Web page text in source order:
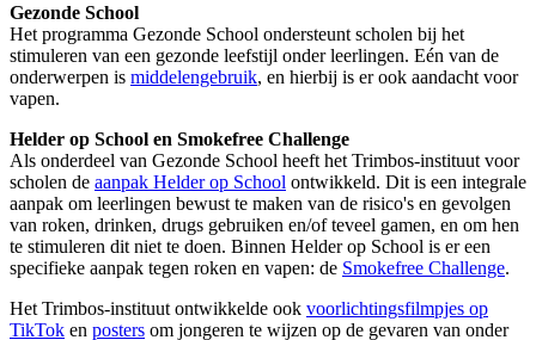
Gezonde School
Het programma Gezonde School ondersteunt scholen bij het
stimuleren van een gezonde leefstijl onder leerlingen. Eén van de
onderwerpen is middelengebruik, en hierbij is er ook aandacht voor
vapen.
Helder op School en Smokefree Challenge
Als onderdeel van Gezonde School heeft het Trimbos-instituut voor
scholen de aanpak Helder op School ontwikkeld. Dit is een integrale
aanpak om leerlingen bewust te maken van de risico's en gevolgen
van roken, drinken, drugs gebruiken en/of teveel gamen, en om hen
te stimuleren dit niet te doen. Binnen Helder op School is er een
specifieke aanpak tegen roken en vapen: de Smokefree Challenge.
Het Trimbos-instituut ontwikkelde ook voorlichtingsfilmpjes op
TikTok en posters om jongeren te wijzen op de gevaren van onder